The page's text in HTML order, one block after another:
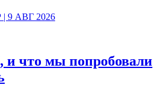
АВГ 2026
и что мы попробовали